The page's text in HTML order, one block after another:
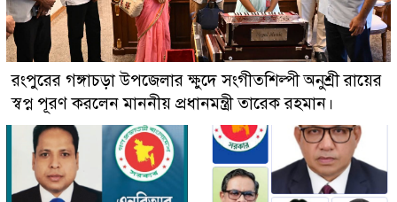
রংপুরের গঙ্গাচড়া উপজেলার ক্ষুদে সংগীতশিল্পী অনুশ্রী রায়ের
স্বপ্ন পূরণ করলেন মাননীয় প্রধানমন্ত্রী তারেক রহমান।